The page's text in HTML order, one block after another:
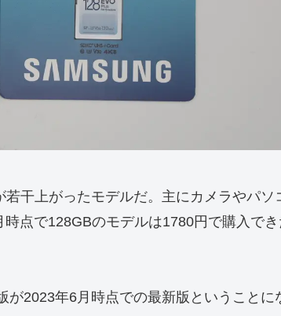
干上がったモデルだ。主にカメラやパソ
点で128GBのモデルは1780円で購入で
2023年6月時点での最新版ということに